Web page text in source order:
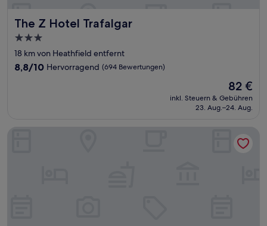
The Z Hotel Trafalgar
The Z Hotel Trafalgar
3.0-
Sterne-
Unterkunft
18 km von Heathfield entfernt
8.8
8,8/10 Hervorragend (694 Bewertungen)
Der
Preis
beträgt
82 €
inkl. Steuern & Gebühren
23. Aug.–24. Aug.